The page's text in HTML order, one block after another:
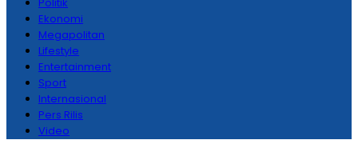
Ekonomi
Megapolitan
Lifestyle
Entertainment
Sport
Internasional
Pers Rilis
Video